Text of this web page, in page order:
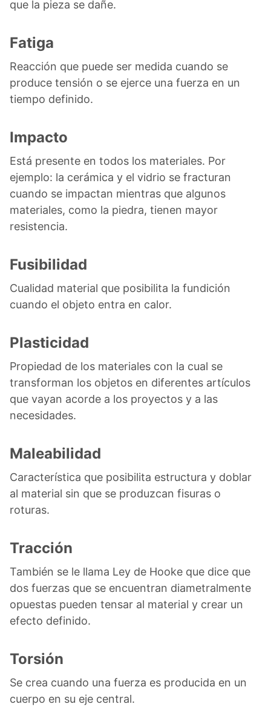
que la pieza se dañe.
Fatiga
Reacción que puede ser medida cuando se
produce tensión o se ejerce una fuerza en un
tiempo definido.
Impacto
Está presente en todos los materiales. Por
ejemplo: la cerámica y el vidrio se fracturan
cuando se impactan mientras que algunos
materiales, como la piedra, tienen mayor
resistencia.
Fusibilidad
Cualidad material que posibilita la fundición
cuando el objeto entra en calor.
Plasticidad
Propiedad de los materiales con la cual se
transforman los objetos en diferentes artículos
que vayan acorde a los proyectos y a las
necesidades.
Maleabilidad
Característica que posibilita estructura y doblar
al material sin que se produzcan fisuras o
roturas.
Tracción
También se le llama Ley de Hooke que dice que
dos fuerzas que se encuentran diametralmente
opuestas pueden tensar al material y crear un
efecto definido.
Torsión
Se crea cuando una fuerza es producida en un
cuerpo en su eje central.